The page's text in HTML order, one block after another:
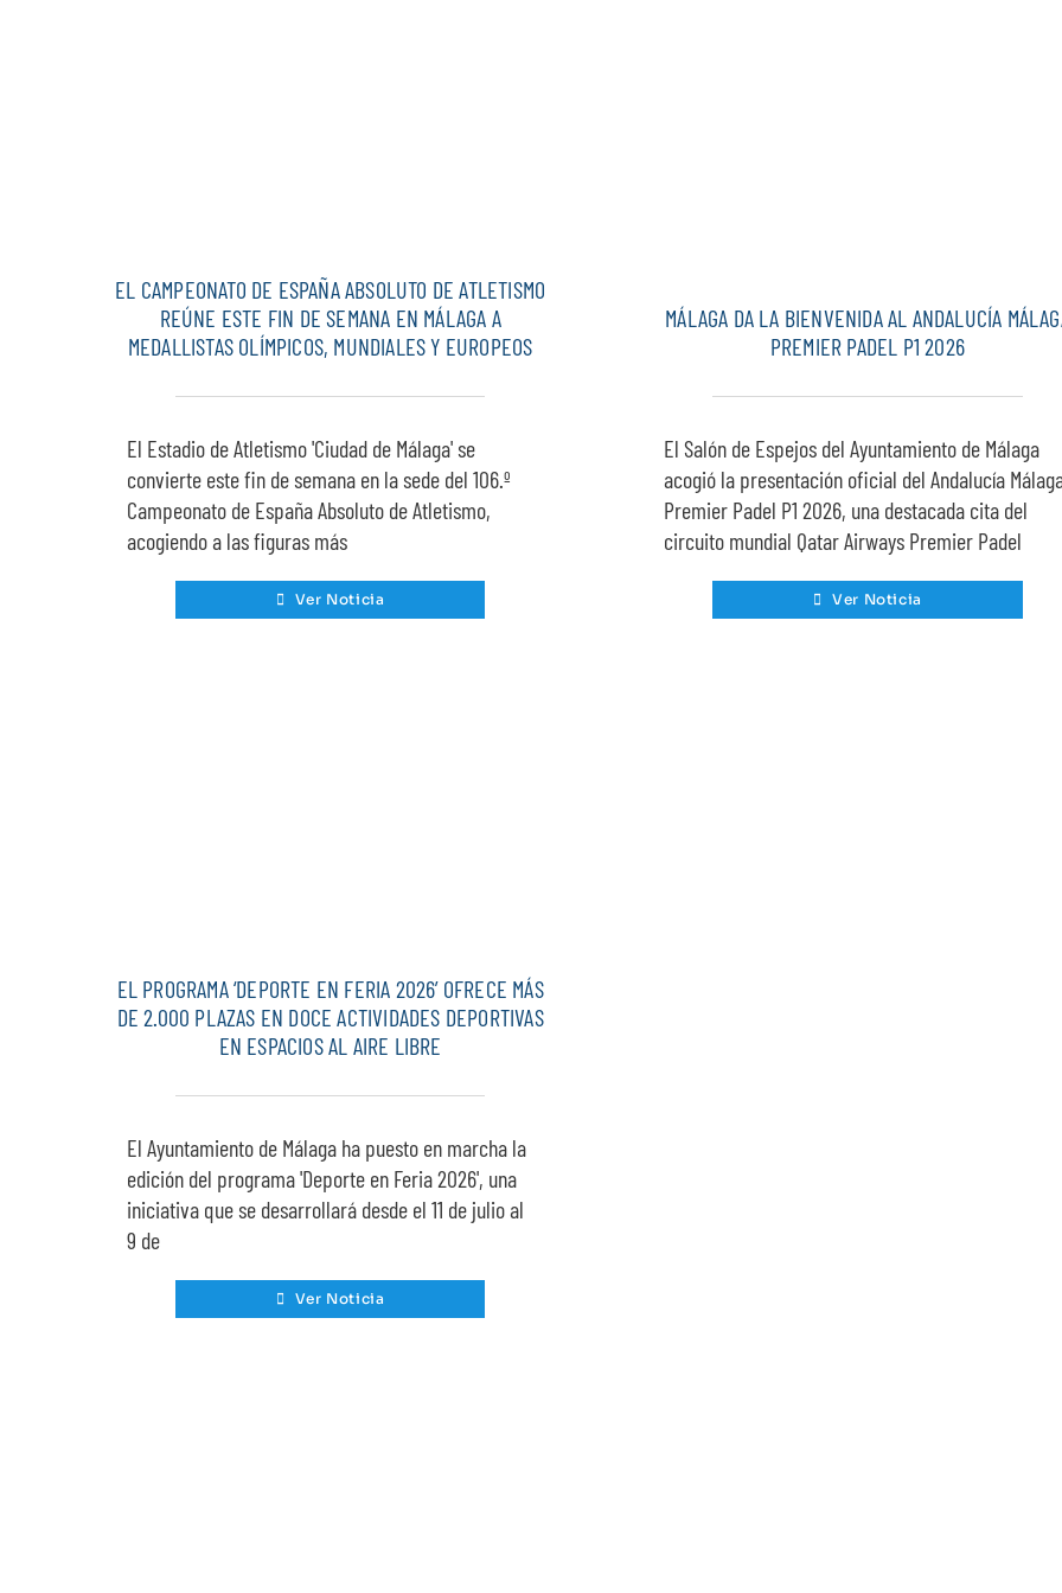
EL CAMPEONATO DE ESPAÑA ABSOLUTO DE ATLETISMO
REÚNE ESTE FIN DE SEMANA EN MÁLAGA A
MEDALLISTAS OLÍMPICOS, MUNDIALES Y EUROPEOS
El Estadio de Atletismo 'Ciudad de Málaga' se
convierte este fin de semana en la sede del 106.º
Campeonato de España Absoluto de Atletismo,
acogiendo a las figuras más
Ver Noticia
MÁLAGA DA LA BIENVENIDA AL ANDALUCÍA
PREMIER PADEL P1 2026
El Salón de Espejos del Ayuntamiento de Málaga
acogió la presentación oficial del Andalucía
Premier Padel P1 2026, una destacada cita del
circuito mundial Qatar Airways Premier Padel
Ver Noticia
EL PROGRAMA ‘DEPORTE EN FERIA 2026’ OFRECE MÁS
DE 2.000 PLAZAS EN DOCE ACTIVIDADES DEPORTIVAS
EN ESPACIOS AL AIRE LIBRE
El Ayuntamiento de Málaga ha puesto en marcha la
edición del programa 'Deporte en Feria 2026', una
iniciativa que se desarrollará desde el 11 de julio al
9 de
Ver Noticia